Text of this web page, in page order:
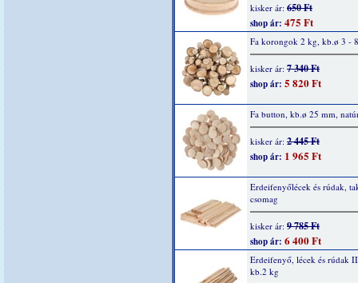
kisker ár: 650 Ft
shop ár: 475 Ft
Fa korongok 2 kg, kb.ø 3 -
kisker ár: 7 340 Ft
shop ár: 5 820 Ft
Fa button, kb.ø 25 mm,
kisker ár: 2 445 Ft
shop ár: 1 965 Ft
Erdeifenyőlécek és rúdak,
csomag
kisker ár: 9 785 Ft
shop ár: 6 400 Ft
Erdeifenyő, lécek és rúdak
kb.2 kg